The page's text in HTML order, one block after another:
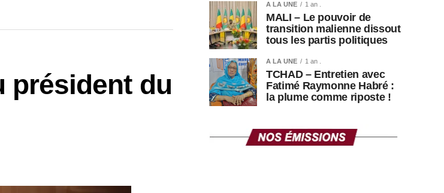
président du
A LA UNE 1 an .
MALI – Le pouvoir de
transition malienne dissout
tous les partis politiques
A LA UNE 1 an .
TCHAD – Entretien avec
Fatimé Raymonne Habré :
la plume comme riposte !